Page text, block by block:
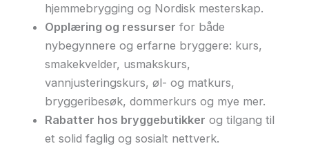
hjemmebrygging og Nordisk mesterskap.
Opplæring og ressurser for både
nybegynnere og erfarne bryggere: kurs,
smakekvelder, usmakskurs,
vannjusteringskurs, øl- og matkurs,
bryggeribesøk, dommerkurs og mye mer.
Rabatter hos bryggebutikker og tilgang til
et solid faglig og sosialt nettverk.